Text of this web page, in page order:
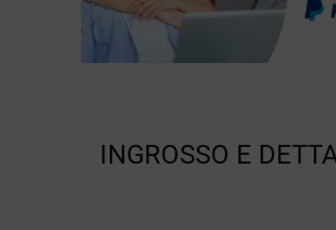
INGROSSO E